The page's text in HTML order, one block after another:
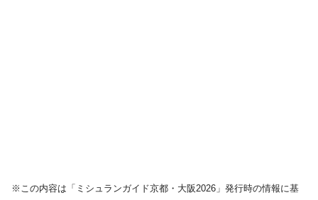
※この内容は「ミシュランガイド京都・大阪2026」発行時の情報に基